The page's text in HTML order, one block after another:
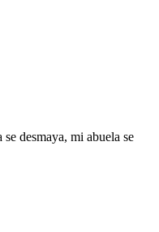
desmaya, mi abuela se